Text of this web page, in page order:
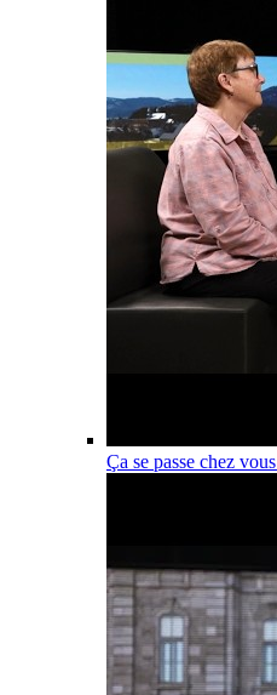
Ça se passe chez